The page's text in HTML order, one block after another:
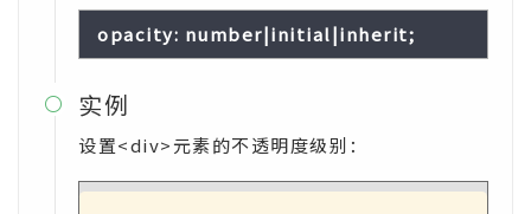
opacity: number|initial|inherit;
 实例
设置<div>元素的不透明度级别：